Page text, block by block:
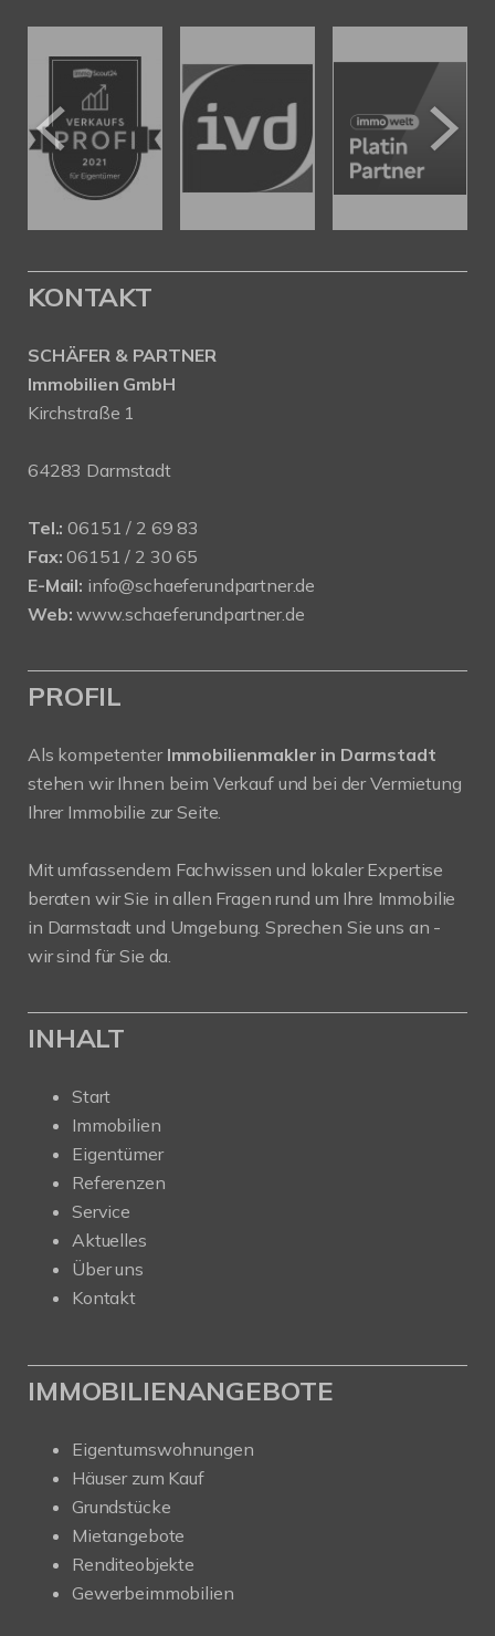
KONTAKT
SCHÄFER & PARTNER
Immobilien GmbH
Kirchstraße 1
64283 Darmstadt
Tel.: 06151 / 2 69 83
Fax: 06151 / 2 30 65
E-Mail: info@schaeferundpartner.de
Web: www.schaeferundpartner.de
PROFIL
Als kompetenter Immobilienmakler in Darmstadt
stehen wir Ihnen beim Verkauf und bei der Vermietung
Ihrer Immobilie zur Seite.
Mit umfassendem Fachwissen und lokaler Expertise
beraten wir Sie in allen Fragen rund um Ihre Immobilie
in Darmstadt und Umgebung. Sprechen Sie uns an -
wir sind für Sie da.
INHALT
Start
Immobilien
Eigentümer
Referenzen
Service
Aktuelles
Über uns
Kontakt
IMMOBILIENANGEBOTE
Eigentumswohnungen
Häuser zum Kauf
Grundstücke
Mietangebote
Renditeobjekte
Gewerbeimmobilien